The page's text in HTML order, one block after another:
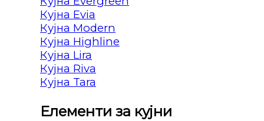
Кујна Evia
Кујна Modern
Кујна Highline
Кујна Lira
Кујна Riva
Кујна Tara
Елементи за кујни